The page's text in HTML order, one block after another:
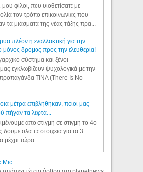
μου φίλοι, που υιοθετίσατε με
τον τρόπο επικοινωνίας που
τα μιάσματα της νέας τάξης πρα...
πλέον η εναλλακτική για την
μόνος δρόμος προς την ελευθερία!
σύστημα και ξένοι
εγκλωβίζουν ψυχολογικά με την
TINA (There Is No
μέτρα επιβλήθηκαν, ποιοι μας
πήγαν τα λεφτά...
απο στιγμή σε στιγμή το 4ο
δούμε όλα τα στοιχεία για τα 3
μέχρι τώρα...
Mic